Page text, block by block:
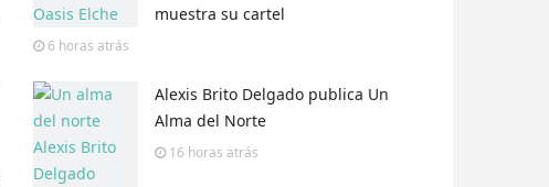
muestra su cartel
6 horas atrás
Alexis Brito Delgado publica Un
Alma del Norte
16 horas atrás